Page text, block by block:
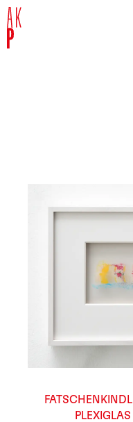
FATSCHENKINDL
PLEXIGLAS